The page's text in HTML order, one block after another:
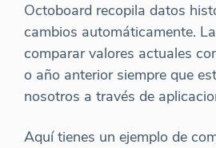
Octoboard recopila datos
cambios automáticamente.
comparar valores actuales
o año anterior siempre que
nosotros a través de
Aquí tienes un ejemplo de